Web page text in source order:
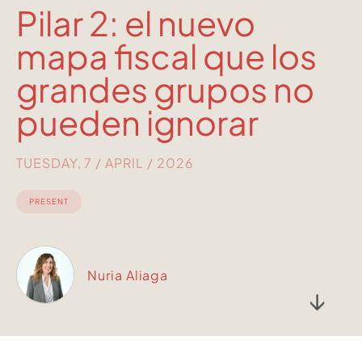
↓
Pilar 2: el nuevo
mapa fiscal que los
grandes grupos no
pueden ignorar
TUESDAY, 7 / APRIL / 2026
PRESENT
Nuria Aliaga